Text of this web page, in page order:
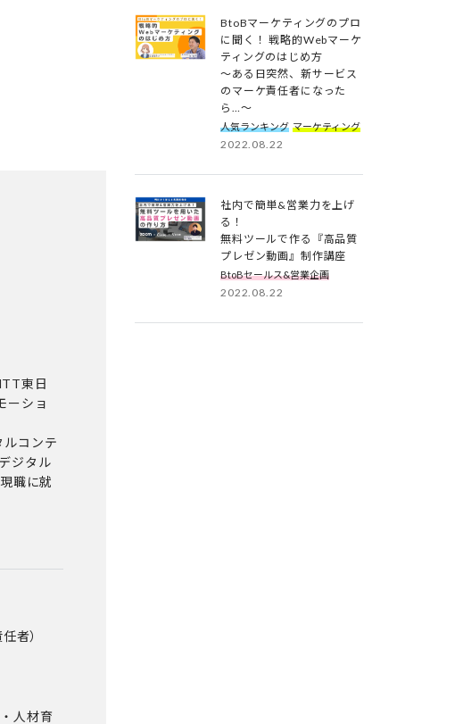
東日
ーショ
コンテ
ジタル
職に就
者）
人材育
BtoBマーケティングのプロ
に聞く！ 戦略的Webマーケ
ティングのはじめ方
～ある日突然、新サービス
のマーケ責任者になった
ら…～
人気ランキング マーケティング
2022.08.22
社内で簡単&営業力を上げ
る！
無料ツールで作る『高品質
プレゼン動画』制作講座
BtoBセールス&営業企画
2022.08.22